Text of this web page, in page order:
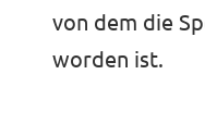
Hier findest du
in anderen Ländern.
von dem die
worden ist.